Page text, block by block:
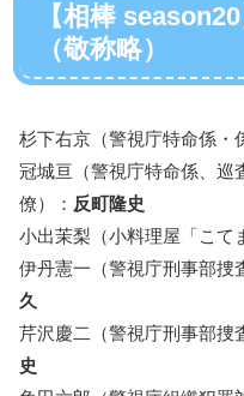
【相棒
（敬称略）
杉下右京（警視庁特命係・
冠城亘（警視庁特命係、巡
僚）： 反町隆史
小出茉梨（小料理屋「こて
伊丹憲一（警視庁刑事部捜
久
芹沢慶二（警視庁刑事部捜
史